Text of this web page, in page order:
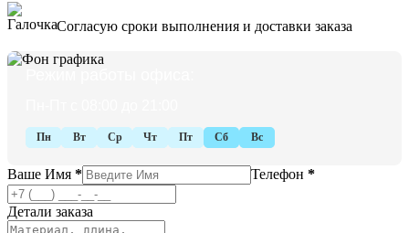
Ваше Имя * Телефон *
Детали заказа
Согласую сроки выполнения и доставки заказа
Пн Вт Ср Чт Пт Сб Вс